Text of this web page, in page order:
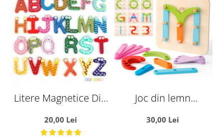
Litere Magnetice Din
20,00 Lei
Joc din lemn
litere, cifre si culori
30,00 Lei